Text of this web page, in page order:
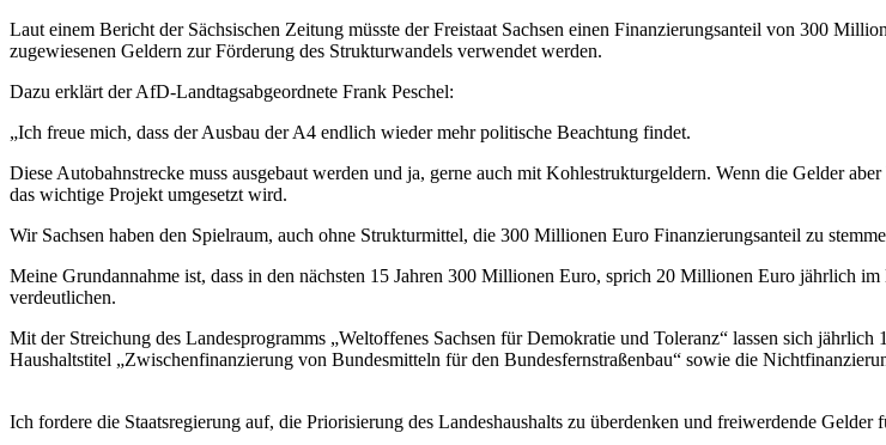
Laut einem Bericht der Sächsischen Zeitung müsste der Freistaat Sachsen einen Finanzierungsanteil von 300
zugewiesenen Geldern zur Förderung des Strukturwandels verwendet werden.
Dazu erklärt der AfD-Landtagsabgeordnete Frank Peschel:
„Ich freue mich, dass der Ausbau der A4 endlich wieder mehr politische Beachtung findet.
Diese Autobahnstrecke muss ausgebaut werden und ja, gerne auch mit Kohlestrukturgeldern. Wenn die Gelder
das wichtige Projekt umgesetzt wird.
Wir Sachsen haben den Spielraum, auch ohne Strukturmittel, die 300 Millionen Euro Finanzierungsanteil zu
Meine Grundannahme ist, dass in den nächsten 15 Jahren 300 Millionen Euro, sprich 20 Millionen Euro jährlich
verdeutlichen.
Mit der Streichung des Landesprogramms „Weltoffenes Sachsen für Demokratie und Toleranz“ lassen sich
Haushaltstitel „Zwischenfinanzierung von Bundesmitteln für den Bundesfernstraßenbau“ sowie die
Ich fordere die Staatsregierung auf, die Priorisierung des Landeshaushalts zu überdenken und freiwerdende